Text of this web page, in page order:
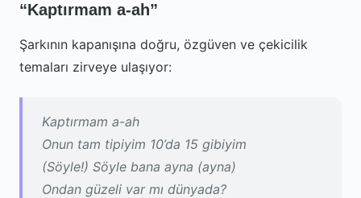
“Kaptırmam a-ah”
Şarkının kapanışına doğru, özgüven ve çekicilik
temaları zirveye ulaşıyor:
Kaptırmam a-ah
Onun tam tipiyim 10’da 15 gibiyim
(Söyle!) Söyle bana ayna (ayna)
Ondan güzeli var mı dünyada?